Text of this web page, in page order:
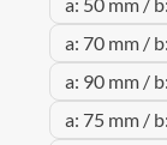
a: 70 mm /
a: 90 mm /
a: 75 mm /